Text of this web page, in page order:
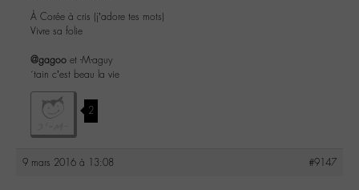
À Corée à cris (j’adore tes mots)
Vivre sa folie
@gagoo et -M-aguy
´tain c’est beau la vie
2
9 mars 2016 à 13:08 #9147